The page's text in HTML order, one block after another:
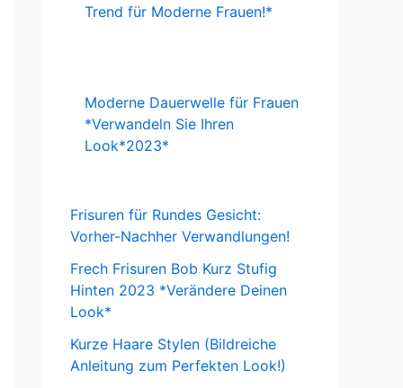
Trend für Moderne Frauen!*
Moderne Dauerwelle für Frauen
*Verwandeln Sie Ihren
Look*2023*
Frisuren für Rundes Gesicht:
Vorher-Nachher Verwandlungen!
Frech Frisuren Bob Kurz Stufig
Hinten 2023 *Verändere Deinen
Look*
Kurze Haare Stylen (Bildreiche
Anleitung zum Perfekten Look!)